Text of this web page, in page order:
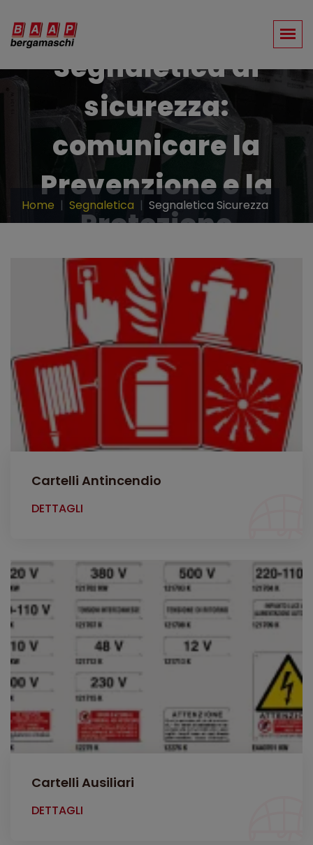
Segnaletica di
sicurezza:
comunicare la
Prevenzione e la
Protezione
Home Segnaletica Segnaletica Sicurezza
Cartelli Antincendio
DETTAGLI
Cartelli Ausiliari
DETTAGLI